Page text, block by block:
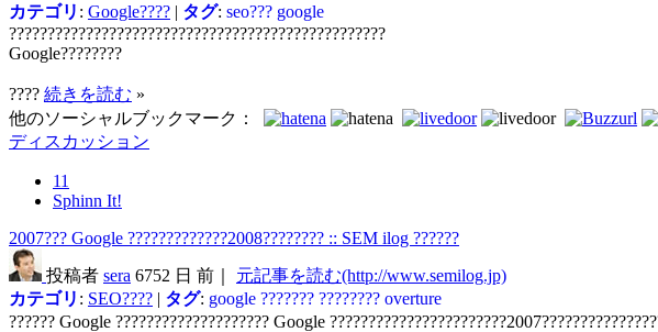
カテゴリ : Google???? | タグ: seo??? google
?????????????????????????????????????????????????
Google????????
???? 続きを読む »
他のソーシャルブックマーク：
ディスカッション
11
Sphinn It!
2007??? Google ?????????????2008???????? :: SEM ilog ??????
投稿者 sera 6752 日 前｜
元記事を読む(http://www.semilog.jp)
カテゴリ : SEO???? | タグ: google ??????? ???????? overture
?????? Google ???????????????????? Google